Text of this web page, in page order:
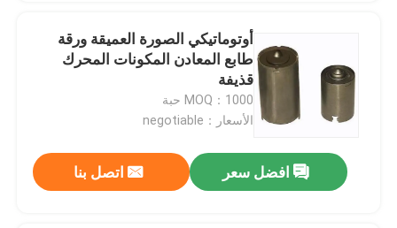
أوتوماتيكي الصورة العميقة ورقة
طابع المعادن المكونات المحرك
قذيفة
MOQ：1000 حبة
الأسعار：negotiable
افضل سعر اتصل بنا